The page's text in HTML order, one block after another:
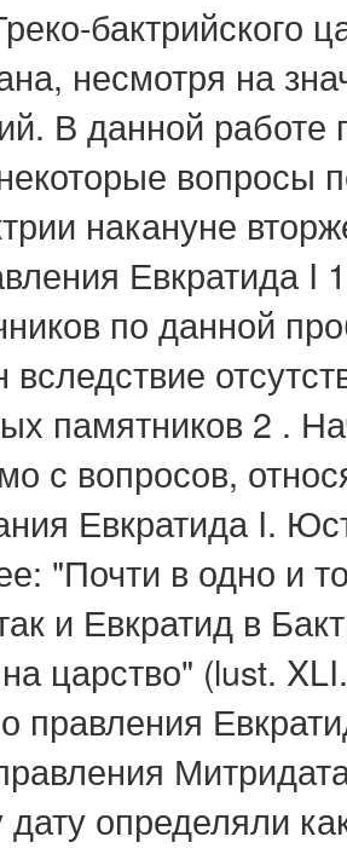
бактрийского
несмотря на
В данной работе
вопросы
накануне
Евкратида I
по данной
вследствие
памятников 2 .
с вопросов,
Евкратида I.
"Почти в одно и
и Евкратид в
царство" (lust.
правления
дату определяли